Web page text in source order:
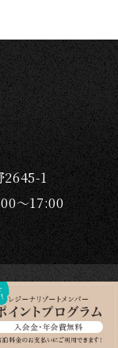
2645-1
～17:00